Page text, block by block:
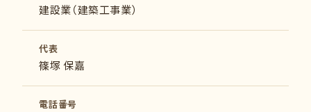
建設業（建築工事業）
代表
篠塚 保嘉
電話番号